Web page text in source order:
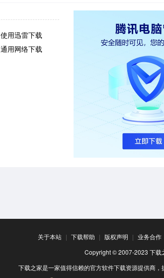
使用迅雷下载
通用网络下载
关于本站 | 下载帮助 | 版权声明 | 业务合作
Copyright © 2007-2023 下载
下载之家是一家值得信赖的官方软件下载资源提供商